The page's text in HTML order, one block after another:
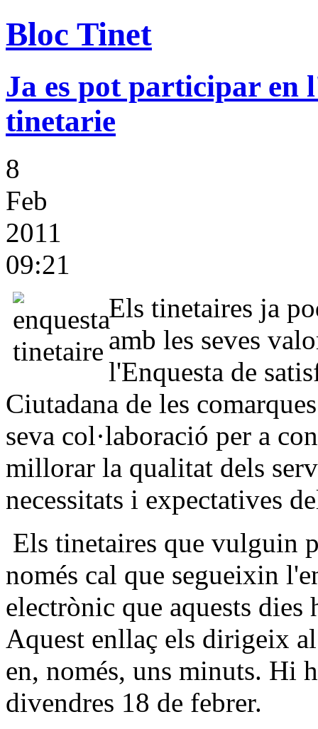
Bloc Tinet
Ja es pot participar en
tinetarie
8
Feb
2011
09:21
Els tinetaires ja
amb les seves
l'Enquesta de
Ciutadana de les
seva col·laboració per a
millorar la qualitat dels
necessitats i expectatives
Els tinetaires que vulguin
només cal que segueixin
electrònic que aquests
Aquest enllaç els dirigeix
en, només, uns minuts. Hi
divendres 18 de febrer.